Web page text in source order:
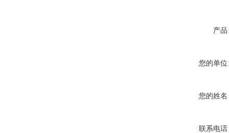
产品
您的单位
您的姓名
联系电话